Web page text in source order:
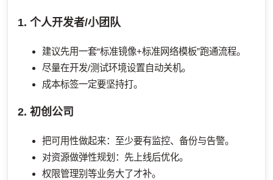
1. 个人开发者/小团队
建议先用一套“标准镜像+标准网络模板”跑通流程。
尽量在开发/测试环境设置自动关机。
成本标签一定要坚持打。
2. 初创公司
把可用性做起来：至少要有监控、备份与告警。
对资源做弹性规划：先上线后优化。
权限管理别等业务大了才补。